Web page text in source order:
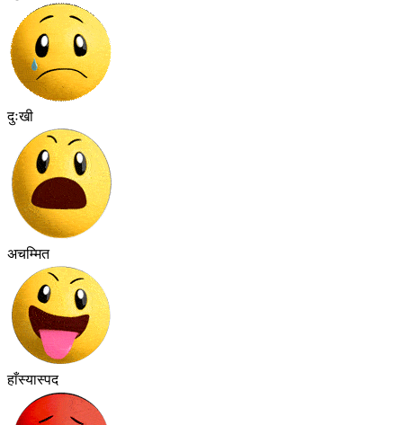
दुःखी
अचम्मित
हाँस्यास्पद